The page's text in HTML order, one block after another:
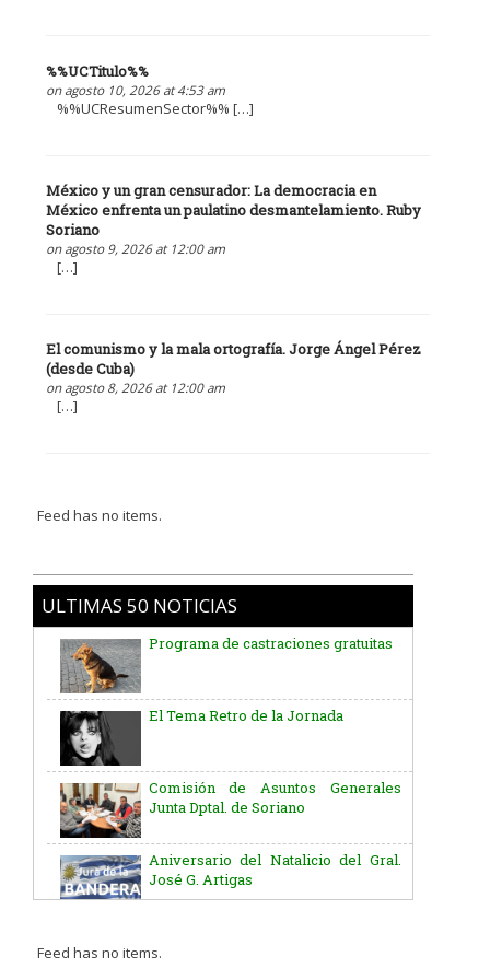
%%UCTitulo%%
on agosto 10, 2026 at 4:53 am
%%UCResumenSector%% […]
México y un gran censurador: La democracia en
México enfrenta un paulatino desmantelamiento. Ruby
Soriano
on agosto 9, 2026 at 12:00 am
[…]
El comunismo y la mala ortografía. Jorge Ángel Pérez
(desde Cuba)
on agosto 8, 2026 at 12:00 am
[…]
Feed has no items.
ULTIMAS 50 NOTICIAS
Programa de castraciones gratuitas
El Tema Retro de la Jornada
Comisión de Asuntos Generales
Junta Dptal. de Soriano
Aniversario del Natalicio del Gral.
José G. Artigas
Feed has no items.